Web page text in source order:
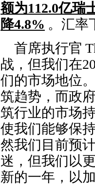
额为112.0亿瑞
降4.8% 。汇率
首席执行官
战，但我们在
们的市场地位
筑趋势，而政
筑行业的市场
使我们能够保
然我们目前预
迷，但我们以
新的一年，以